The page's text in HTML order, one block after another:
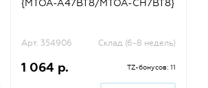
{MTOA-A47BT8/MTOA-CH7BT8}
Арт. 354906 Склад (6-8 недель)
1 064 р. TZ-бонусов: 11